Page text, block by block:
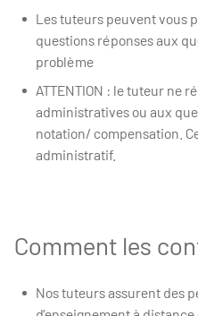
Les tuteurs peuvent vous
questions réponses aux
problème
ATTENTION : le tuteur ne
administratives ou aux
notation/ compensation.
administratif.
Comment les
Nos tuteurs assurent des